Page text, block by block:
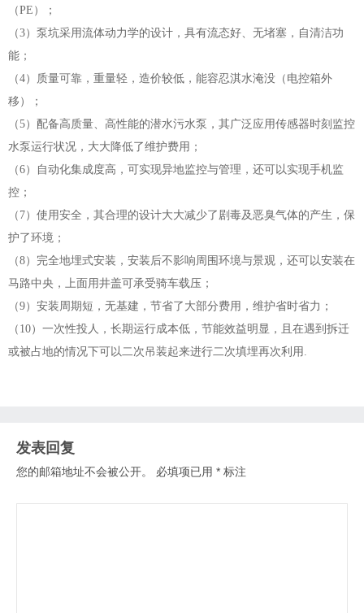
（PE）；
（3）泵坑采用流体动力学的设计，具有流态好、无堵塞，自清洁功
能；
（4）质量可靠，重量轻，造价较低，能容忍淇水淹没（电控箱外
移）；
（5）配备高质量、高性能的潜水污水泵，其广泛应用传感器时刻监控
水泵运行状况，大大降低了维护费用；
（6）自动化集成度高，可实现异地监控与管理，还可以实现手机监
控；
（7）使用安全，其合理的设计大大减少了剧毒及恶臭气体的产生，保
护了环境；
（8）完全地埋式安装，安装后不影响周围环境与景观，还可以安装在
马路中央，上面用井盖可承受骑车载压；
（9）安装周期短，无基建，节省了大部分费用，维护省时省力；
（10）一次性投人，长期运行成本低，节能效益明显，且在遇到拆迁
或被占地的情况下可以二次吊装起来进行二次填埋再次利用.
发表回复
您的邮箱地址不会被公开。 必填项已用 * 标注